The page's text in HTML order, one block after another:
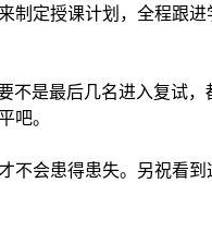
制定授课计划，全程跟
是最后几名进入复试
吧。
会患得患失。另祝看到